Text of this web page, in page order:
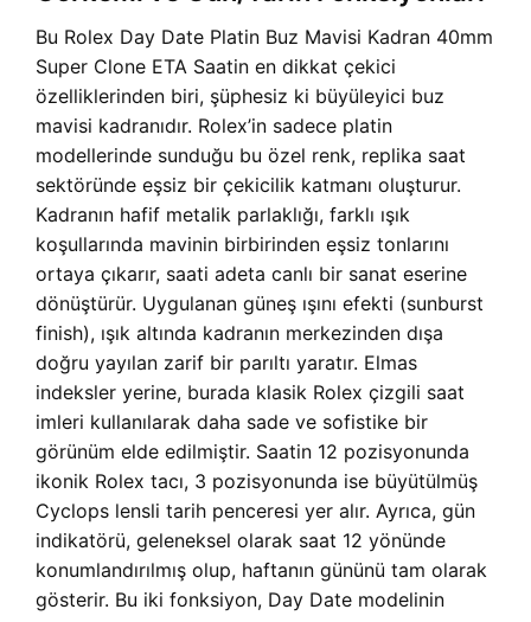
Bu Rolex Day Date Platin Buz Mavisi Kadran 40mm
Super Clone ETA Saatin en dikkat çekici
özelliklerinden biri, şüphesiz ki büyüleyici buz
mavisi kadranıdır. Rolex’in sadece platin
modellerinde sunduğu bu özel renk, replika saat
sektöründe eşsiz bir çekicilik katmanı oluşturur.
Kadranın hafif metalik parlaklığı, farklı ışık
koşullarında mavinin birbirinden eşsiz tonlarını
ortaya çıkarır, saati adeta canlı bir sanat eserine
dönüştürür. Uygulanan güneş ışını efekti (sunburst
finish), ışık altında kadranın merkezinden dışa
doğru yayılan zarif bir parıltı yaratır. Elmas
indeksler yerine, burada klasik Rolex çizgili saat
imleri kullanılarak daha sade ve sofistike bir
görünüm elde edilmiştir. Saatin 12 pozisyonunda
ikonik Rolex tacı, 3 pozisyonunda ise büyütülmüş
Cyclops lensli tarih penceresi yer alır. Ayrıca, gün
indikatörü, geleneksel olarak saat 12 yönünde
konumlandırılmış olup, haftanın gününü tam olarak
gösterir. Bu iki fonksiyon, Day Date modelinin